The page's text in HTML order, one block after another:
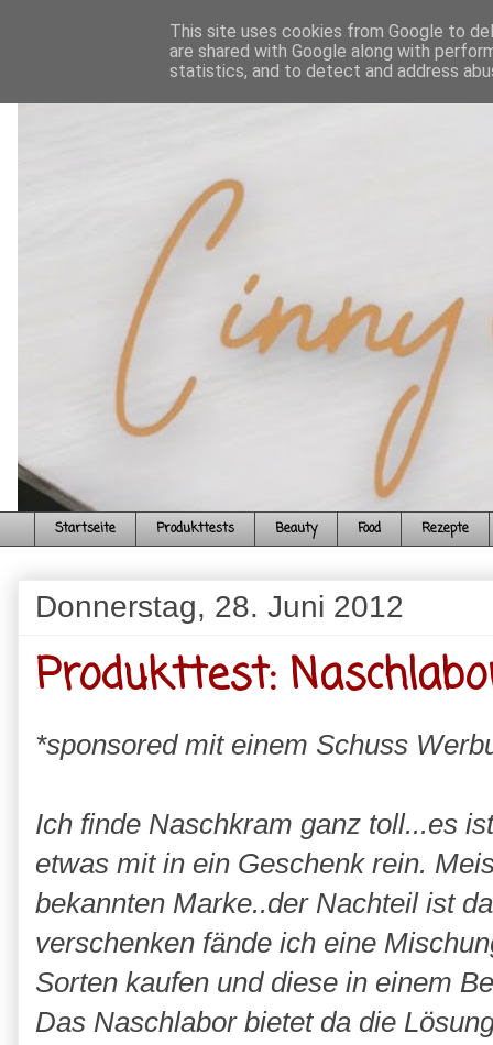
Startseite Produkttests Beauty Food Rezepte
Donnerstag, 28. Juni 2012
Produkttest:
*sponsored mit einem Schuss
Ich finde Naschkram ganz toll...es
etwas mit in ein Geschenk rein.
bekannten Marke..der Nachteil ist
verschenken fände ich eine
Sorten kaufen und diese in einem
Das Naschlabor bietet da die
This site uses cookies from Google to
are shared with Google along with
statistics, and to detect and address